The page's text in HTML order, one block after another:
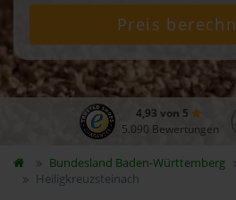
Preis
4,93 von 5
5.090 Bewertungen
Bundesland Baden-Württemberg
Heiligkreuzsteinach